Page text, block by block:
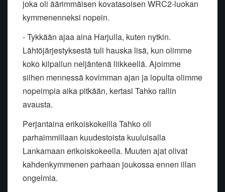
joka oli äärimmäisen kovatasoisen WRC2-luokan
kymmenenneksi nopein.
- Tykkään ajaa aina Harjulla, kuten nytkin.
Lähtöjärjestyksestä tuli hauska lisä, kun olimme
koko kilpailun neljäntenä liikkeellä. Ajoimme
siihen mennessä kovimman ajan ja lopulta olimme
nopeimpia aika pitkään, kertasi Tahko rallin
avausta.
Perjantaina erikoiskokeilla Tahko oli
parhaimmillaan kuudestoista kuuluisalla
Lankamaan erikoiskokeella. Muuten ajat olivat
kahdenkymmenen parhaan joukossa ennen illan
ongelmia.